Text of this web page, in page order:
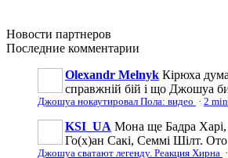
Новости партнеров
Последние комментарии
Olexandr Melnyk Кірюха
справжній бій і що Джошуа
Джошуа нокаутировал Пола: видео · 2
KSI_UA Мона ще Бадра
Го(х)ан Сакі, Семмі Шілт. Ото
Джошуа сватают легенду. Реакция Хирна ·